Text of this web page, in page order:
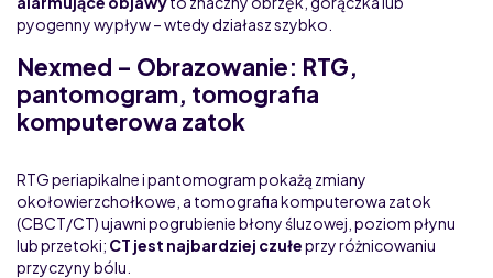
pyogenny wypływ – wtedy działasz szybko.
Nexmed – Obrazowanie: RTG,
pantomogram, tomografia
komputerowa zatok
RTG periapikalne i pantomogram pokażą zmiany
okołowierzchołkowe, a tomografia komputerowa zatok
(CBCT/CT) ujawni pogrubienie błony śluzowej, poziom płynu
lub przetoki; CT jest najbardziej czułeprzy różnicowaniu
przyczyny bólu.